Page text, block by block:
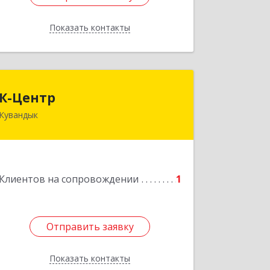
Показать контакты
Назад
К-Центр
Кувандык
Клиентов на сопровождении 1
Отправить заявку
Показать контакты
Подробнее
Отправить заявку
Назад